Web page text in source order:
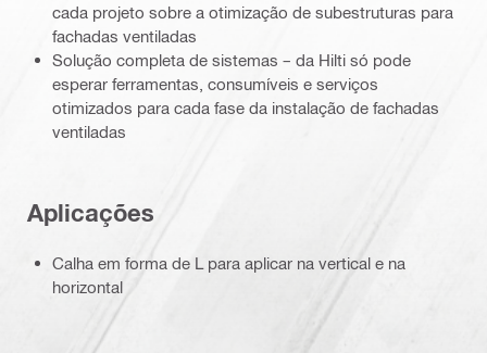
cada projeto sobre a otimização de subestruturas para
fachadas ventiladas
Solução completa de sistemas – da Hilti só pode
esperar ferramentas, consumíveis e serviços
otimizados para cada fase da instalação de fachadas
ventiladas
Aplicações
Calha em forma de L para aplicar na vertical e na
horizontal